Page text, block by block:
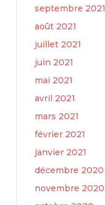
septembre 2021
août 2021
juillet 2021
juin 2021
mai 2021
avril 2021
mars 2021
février 2021
janvier 2021
décembre 2020
novembre 2020